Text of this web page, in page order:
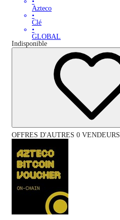
Azteco
•
Clé
•
GLOBAL
Indisponible
OFFRES D'AUTRES 0 VENDEURS